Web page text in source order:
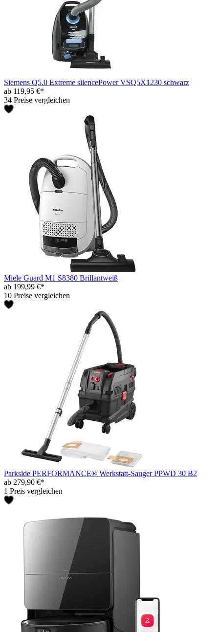
Siemens Q5.0 Extreme silencePower VSQ5X1230 schwarz
ab 119,95 €*
34 Preise vergleichen
Miele Guard M1 S8380 Brillantweiß
ab 199,99 €*
10 Preise vergleichen
Parkside PERFORMANCE® Werkstatt-Sauger PPWD 30 B2
ab 279,90 €*
1 Preis vergleichen